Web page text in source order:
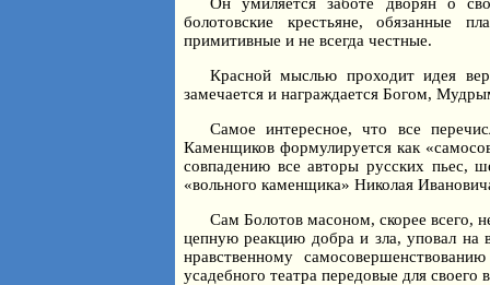
болотовские крестьяне, обязанные
примитивные и не всегда честные.
Красной мыслью проходит идея
замечается и награждается Богом,
Самое интересное, что все
Каменщиков формулируется как
совпадению все авторы русских пьес,
«вольного каменщика» Николая
Сам Болотов масоном, скорее всего,
цепную реакцию добра и зла, уповал на
нравственному
усадебного театра передовые для